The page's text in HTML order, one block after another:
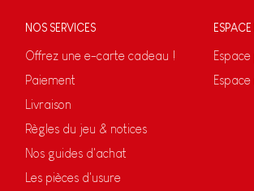
NOS SERVICES
Offrez une e-carte cadeau !
Paiement
Livraison
Règles du jeu & notices
Nos guides d'achat
Les pièces d'usure
ESPACE